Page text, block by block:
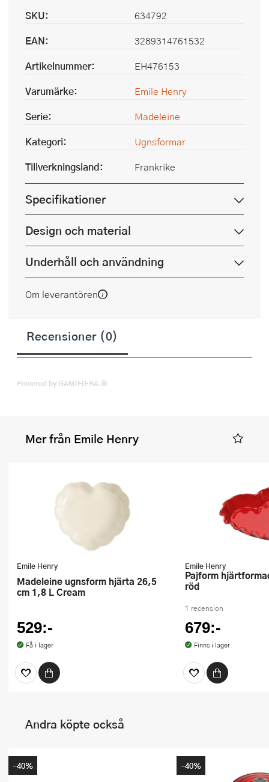
SKU:
634792
EAN:
3289314761532
Artikelnummer:
EH476153
Varumärke:
Emile Henry
Serie:
Madeleine
Kategori:
Ugnsformar
Tillverkningsland:
Frankrike
Specifikationer
Design och material
Underhåll och användning
Om leverantören
Recensioner (0)
Powered by GAMIFIERA.®
Mer från Emile Henry
Emile Henry
Madeleine ugnsform hjärta 26,5
cm 1,8 L Cream
529:-
Få i lager
Emile Henry
Pajform hjärtformad 33 cm 1,5 L
röd
1 recension
679:-
Finns i lager
Andra köpte också
-40% -40%